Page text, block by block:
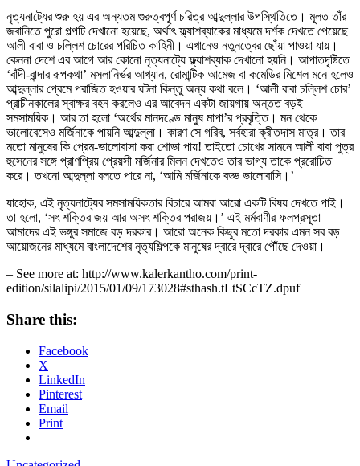
নৃত্যনাট্যের শুরু হয় এর অন্যতম গুরুত্বপূর্ণ চরিত্র আব্দুল্লার উপস্থিতিতে। মূলত তাঁর
জবানিতে পুরো গল্পটি দেখানো হয়েছে, অর্থাৎ ফ্ল্যাশব্যাকের মাধ্যমে দর্শক দেখতে পেয়েছে
আলী বাবা ও চল্লিশ চোরের পরিচিত কাহিনী। এখানেও নতুনত্বের ছোঁয়া পাওয়া যায়।
কেননা দেশে এর আগে আর কোনো নৃত্যনাট্যে ফ্ল্যাশব্যাক দেখানো হয়নি। আপাতদৃষ্টিতে
‘বাঁদী-বান্দার রূপকথা’ মসলানির্ভর আখ্যান, রোমান্টিক আমেজ বা কমেডির মিশেল মনে হলেও
আব্দুল্লার প্রেমে পরাজিত হওয়ার ঘটনা কিন্তু অন্য কথা বলে। ‘আলী বাবা চল্লিশ চোর’
প্রাচীনকালের স্বাক্ষর বহন করলেও এর আবেদন একটা জায়গায় অন্তত বড়ই
সমসাময়িক। আর তা হলো ‘অর্থের মানদণ্ডে মানুষ মাপা’র প্রবৃত্তি। মন থেকে
ভালোবেসেও মর্জিনাকে পায়নি আব্দুল্লা। কারণ সে গরিব, সর্বহারা ক্রীতদাস মাত্র। তার
মতো মানুষের কি প্রেম-ভালোবাসা করা শোভা পায়! তাইতো চোখের সামনে আলী বাবা পুত্র
হুসেনের সঙ্গে প্রাণপ্রিয় প্রেয়সী মর্জিনার মিলন দেখতেও তার ভাগ্য তাকে প্ররোচিত
করে। তখনো আব্দুল্লা বলতে পারে না, ‘আমি মর্জিনাকে বড্ড ভালোবাসি।’
যাহোক, এই নৃত্যনাট্যের সমসাময়িকতার বিচারে আমরা আরো একটি বিষয় দেখতে পাই।
তা হলো, ‘সৎ শক্তির জয় আর অসৎ শক্তির পরাজয়।’ এই মর্মবাণীর ফলপ্রসূতা
আমাদের এই ভঙ্গুর সমাজে বড় দরকার। আরো অনেক কিছুর মতো দরকার এমন সব বড়
আয়োজনের মাধ্যমে বাংলাদেশের নৃত্যশিল্পকে মানুষের দ্বারে দ্বারে পৌঁছে দেওয়া।
– See more at: http://www.kalerkantho.com/print-
edition/silalipi/2015/01/09/173028#sthash.tLtSCcTZ.dpuf
Share this:
Facebook
X
LinkedIn
Pinterest
Email
Print